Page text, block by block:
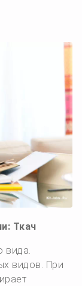
Ткач
вида.
видов. При